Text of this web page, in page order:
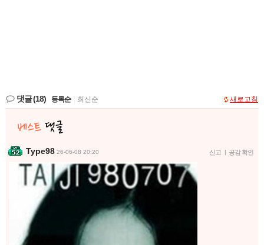
댓글(18) 등록순 최신순 새로고침
Type98 26-06-08 20:20 신고 | 공감 확인